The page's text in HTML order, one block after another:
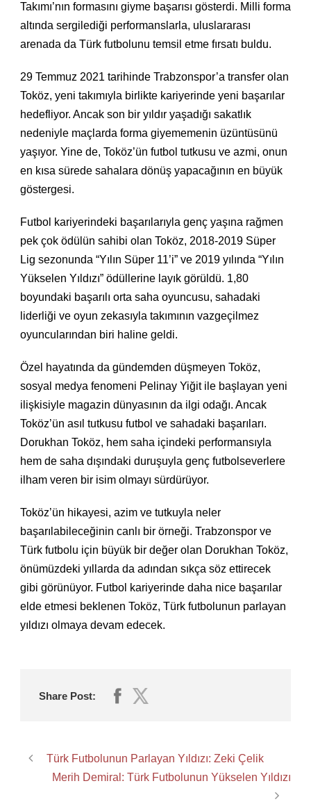
Takımı’nın formasını giyme başarısı gösterdi. Milli forma
altında sergilediği performanslarla, uluslararası
arenada da Türk futbolunu temsil etme fırsatı buldu.
29 Temmuz 2021 tarihinde Trabzonspor’a transfer olan
Toköz, yeni takımıyla birlikte kariyerinde yeni başarılar
hedefliyor. Ancak son bir yıldır yaşadığı sakatlık
nedeniyle maçlarda forma giyememenin üzüntüsünü
yaşıyor. Yine de, Toköz’ün futbol tutkusu ve azmi, onun
en kısa sürede sahalara dönüş yapacağının en büyük
göstergesi.
Futbol kariyerindeki başarılarıyla genç yaşına rağmen
pek çok ödülün sahibi olan Toköz, 2018-2019 Süper
Lig sezonunda “Yılın Süper 11’i” ve 2019 yılında “Yılın
Yükselen Yıldızı” ödüllerine layık görüldü. 1,80
boyundaki başarılı orta saha oyuncusu, sahadaki
liderliği ve oyun zekasıyla takımının vazgeçilmez
oyuncularından biri haline geldi.
Özel hayatında da gündemden düşmeyen Toköz,
sosyal medya fenomeni Pelinay Yiğit ile başlayan yeni
ilişkisiyle magazin dünyasının da ilgi odağı. Ancak
Toköz’ün asıl tutkusu futbol ve sahadaki başarıları.
Dorukhan Toköz, hem saha içindeki performansıyla
hem de saha dışındaki duruşuyla genç futbolseverlere
ilham veren bir isim olmayı sürdürüyor.
Toköz’ün hikayesi, azim ve tutkuyla neler
başarılabileceğinin canlı bir örneği. Trabzonspor ve
Türk futbolu için büyük bir değer olan Dorukhan Toköz,
önümüzdeki yıllarda da adından sıkça söz ettirecek
gibi görünüyor. Futbol kariyerinde daha nice başarılar
elde etmesi beklenen Toköz, Türk futbolunun parlayan
yıldızı olmaya devam edecek.
Share Post:
Türk Futbolunun Parlayan Yıldızı: Zeki Çelik
Merih Demiral: Türk Futbolunun Yükselen Yıldızı